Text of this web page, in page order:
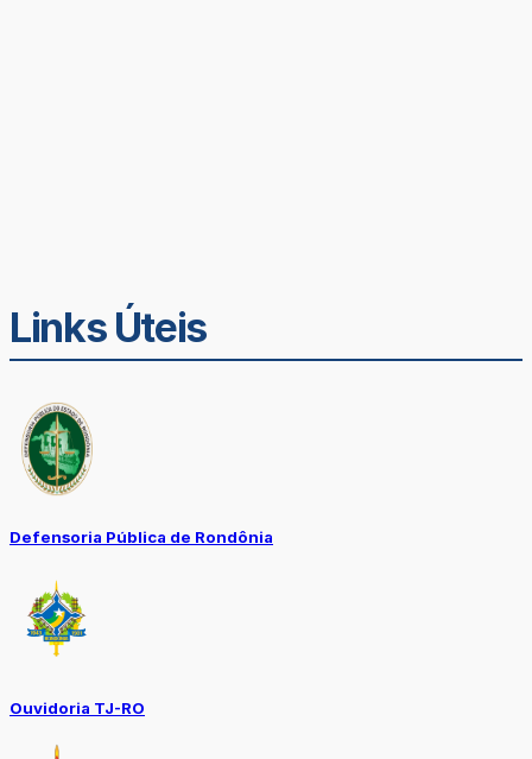
Links Úteis
Defensoria Pública de Rondônia
Ouvidoria TJ-RO